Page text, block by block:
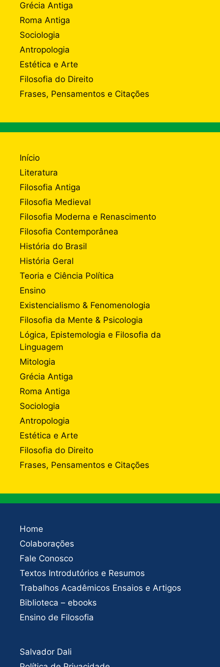
Grécia Antiga
Roma Antiga
Sociologia
Antropologia
Estética e Arte
Filosofia do Direito
Frases, Pensamentos e Citações
Início
Literatura
Filosofia Antiga
Filosofia Medieval
Filosofia Moderna e Renascimento
Filosofia Contemporânea
História do Brasil
História Geral
Teoria e Ciência Política
Ensino
Existencialismo & Fenomenologia
Filosofia da Mente & Psicologia
Lógica, Epistemologia e Filosofia da
Linguagem
Mitologia
Grécia Antiga
Roma Antiga
Sociologia
Antropologia
Estética e Arte
Filosofia do Direito
Frases, Pensamentos e Citações
Home
Colaborações
Fale Conosco
Textos Introdutórios e Resumos
Trabalhos Acadêmicos Ensaios e Artigos
Biblioteca – ebooks
Ensino de Filosofia
Salvador Dali